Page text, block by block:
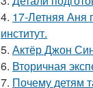
4. 17-Летняя Аня
институт.
5. Актёр Джон
6. Вторичная
7. Почему детям